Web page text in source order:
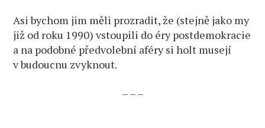
Asi bychom jim měli prozradit, že (stejně jako my
již od roku 1990) vstoupili do éry postdemokracie
a na podobné předvolební aféry si holt musejí
v budoucnu zvyknout.
– – –